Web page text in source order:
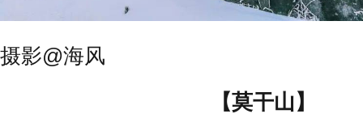
摄影@海风
【莫干山】